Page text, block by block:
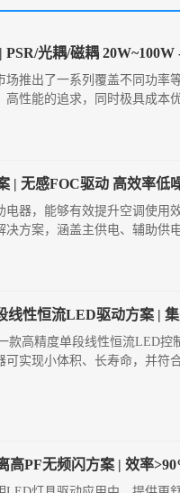
光耦/磁耦 20W~100W
场推出了一系列覆盖不同功率
高性能的追求，同时极具成本
| 无感FOC驱动 高效率低
电器，能够有效提升空调使用
决方案，涵盖主供电、辅助供
线性恒流LED驱动方案 |
款高精度单段线性恒流LED
可实现小体积、长寿命，并
高PF无频闪方案 | 效率